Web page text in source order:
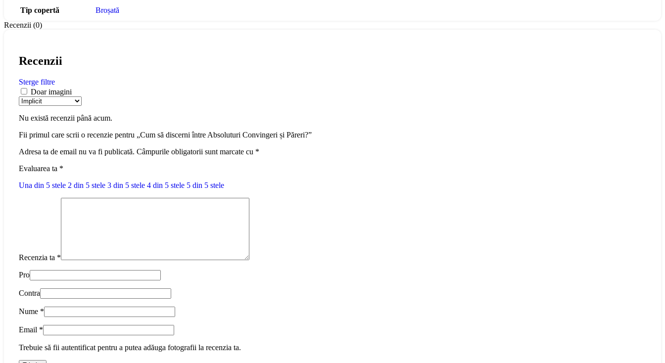
Tip copertă
Broșată
Recenzii (0)
Recenzii
Sterge filtre
Doar imagini
Nu există recenzii până acum.
Fii primul care scrii o recenzie pentru „Cum să discerni între Absoluturi Convingeri și Păreri?”
Adresa ta de email nu va fi publicată. Câmpurile obligatorii sunt marcate cu *
Evaluarea ta *
Una din 5 stele 2 din 5 stele 3 din 5 stele 4 din 5 stele 5 din 5 stele
Recenzia ta *
Pro
Contra
Nume *
Email *
Trebuie să fii autentificat pentru a putea adăuga fotografii la recenzia ta.